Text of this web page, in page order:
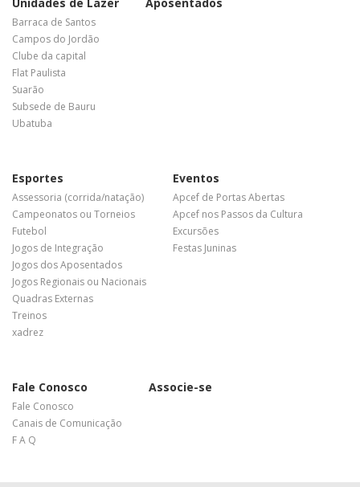
Barraca de Santos
Campos do Jordão
Clube da capital
Flat Paulista
Suarão
Subsede de Bauru
Ubatuba
Esportes
Assessoria (corrida/natação)
Campeonatos ou Torneios
Futebol
Jogos de Integração
Jogos dos Aposentados
Jogos Regionais ou Nacionais
Quadras Externas
Treinos
xadrez
Eventos
Apcef de Portas Abertas
Apcef nos Passos da Cultura
Excursões
Festas Juninas
Fale Conosco
Fale Conosco
Canais de Comunicação
F A Q
Associe-se